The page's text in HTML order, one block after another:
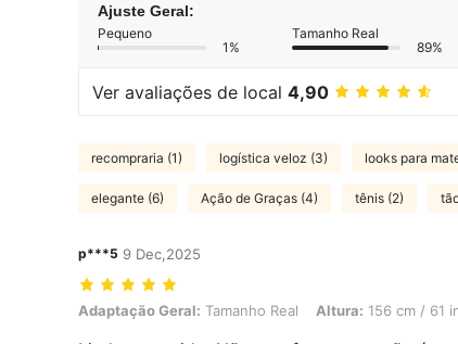
Ajuste Geral:
Pequeno
1%
Tamanho Real
89%
Ver avaliações de local 4,90
recompraria (1) logística veloz (3) looks para
elegante (6) Ação de Graças (4) tênis (2)
p***5 9 Dec,2025
Adaptação Geral: Tamanho Real, Altura: 156 cm / 61 in,
Adaptação Geral: Tamanho Real Altura: 156 cm / 61